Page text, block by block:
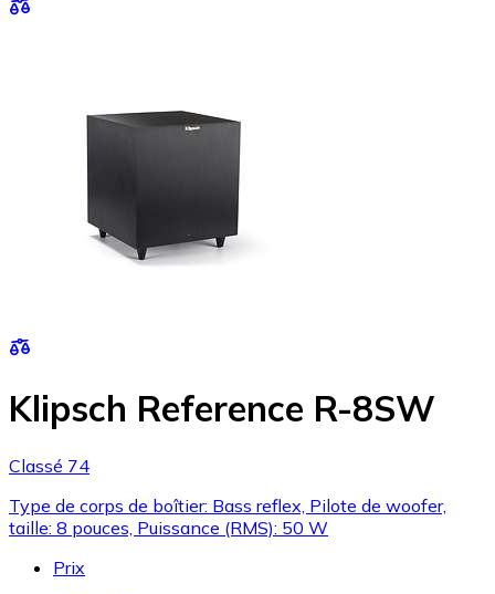
Klipsch Reference R-8SW
Classé 74
Type de corps de boîtier: Bass reflex, Pilote de woofer,
taille: 8 pouces, Puissance (RMS): 50 W
Prix